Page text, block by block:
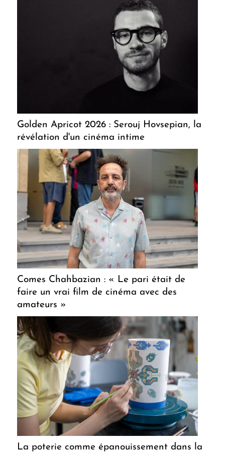
Golden Apricot 2026 : Serouj Hovsepian, la
révélation d'un cinéma intime
Comes Chahbazian : « Le pari était de
faire un vrai film de cinéma avec des
amateurs »
La poterie comme épanouissement dans la